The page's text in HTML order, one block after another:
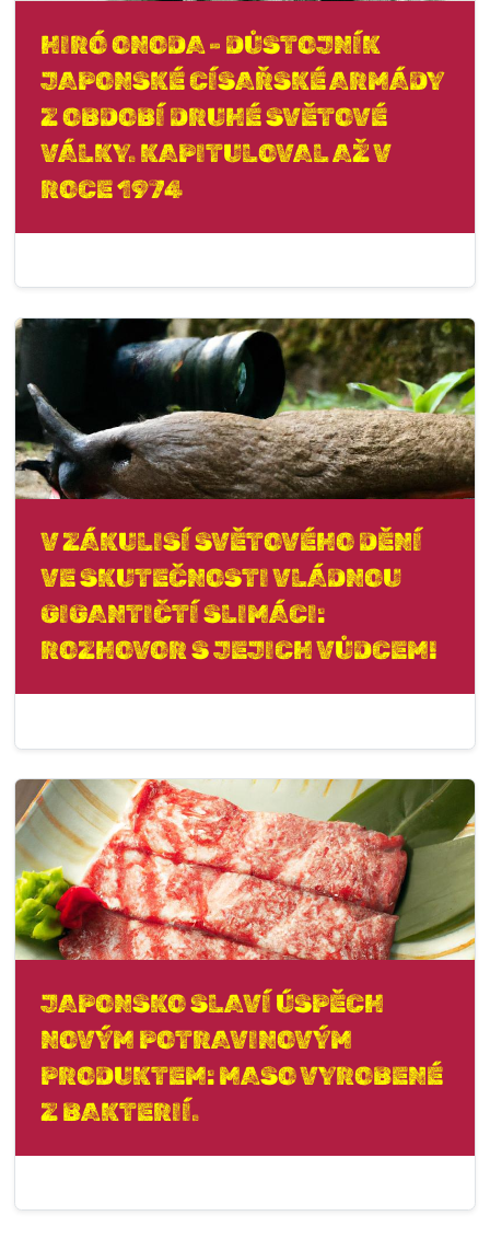
HIRÓ ONODA - DŮSTOJNÍK
JAPONSKÉ CÍSAŘSKÉ ARMÁDY
Z OBDOBÍ DRUHÉ SVĚTOVÉ
VÁLKY. KAPITULOVAL AŽ V
ROCE 1974
V ZÁKULISÍ SVĚTOVÉHO DĚNÍ
VE SKUTEČNOSTI VLÁDNOU
GIGANTIČTÍ SLIMÁCI:
ROZHOVOR S JEJICH VŮDCEM!
JAPONSKO SLAVÍ ÚSPĚCH
NOVÝM POTRAVINOVÝM
PRODUKTEM: MASO VYROBENÉ
Z BAKTERIÍ.